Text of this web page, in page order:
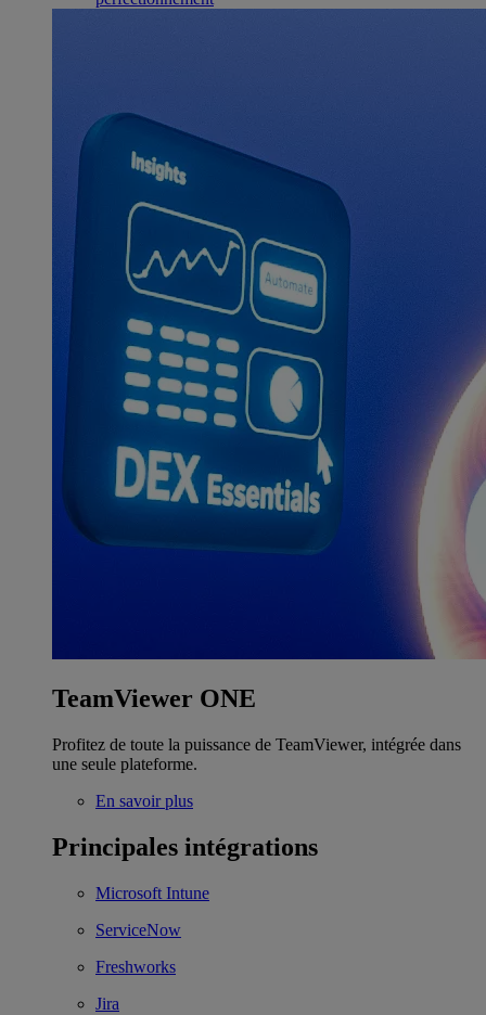
TeamViewer ONE
Profitez de toute la puissance de TeamViewer, intégrée dans
une seule plateforme.
En savoir plus
Principales intégrations
Microsoft Intune
ServiceNow
Freshworks
Jira